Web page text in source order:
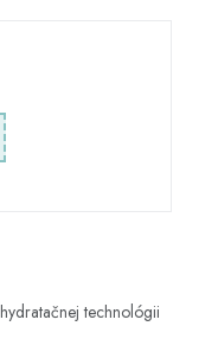
technológii